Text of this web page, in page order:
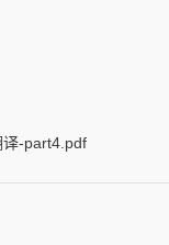
-part4.pdf